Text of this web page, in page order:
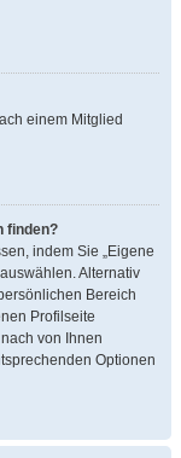
einem Mitglied
finden?
indem Sie „Eigene
Alternativ
Bereich
Profilseite
von Ihnen
Optionen